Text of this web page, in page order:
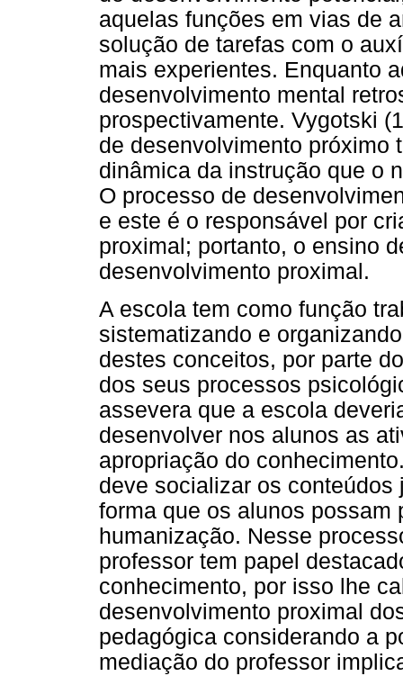
aquelas funções em vias de
solução de tarefas com o
mais experientes. Enquanto
desenvolvimento mental
prospectivamente. Vygotski
de desenvolvimento próximo
dinâmica da instrução que o
O processo de
e este é o responsável por
proximal; portanto, o ensino
desenvolvimento proximal.
A escola tem como função
sistematizando e
destes conceitos, por parte
dos seus processos
assevera que a escola
desenvolver nos alunos as
apropriação do
deve socializar os
forma que os alunos possam
humanização. Nesse
professor tem papel
conhecimento, por isso lhe
desenvolvimento proximal
pedagógica considerando a
mediação do professor